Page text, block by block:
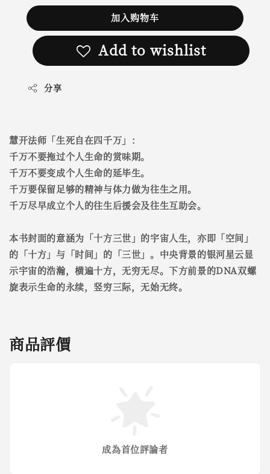
加入购物车
Add to wishlist
分享
慧开法师「生死自在四千万」：
千万不要拖过个人生命的赏味期。
千万不要变成个人生命的延毕生。
千万要保留足够的精神与体力做为往生之用。
千万尽早成立个人的往生后援会及往生互助会。
本书封面的意涵为「十方三世」的宇宙人生，亦即「空间」
的「十方」与「时间」的「三世」。中央背景的银河星云显
示宇宙的浩瀚，横遍十方，无穷无尽。下方前景的DNA双螺
旋表示生命的永续，竖穷三际，无始无终。
商品評價
成為首位評論者